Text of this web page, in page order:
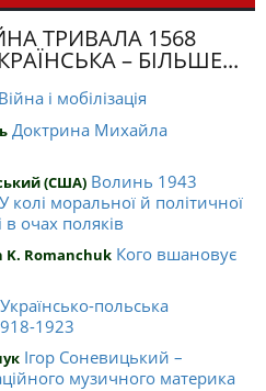
ТРИВАЛА 1568
– БІЛЬШЕ...
Війна і мобілізація
Доктрина Михайла
(США) Волинь 1943
У колі моральної й політичної
в очах поляків
K. Romanchuk Кого вшановує
Українсько-польська
1923
Ігор Соневицький –
музичного материка